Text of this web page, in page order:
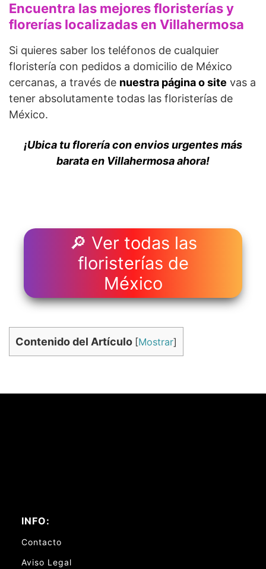
Encuentra las mejores floristerías y
florerías localizadas en Villahermosa
Si quieres saber los teléfonos de cualquier
floristería con pedidos a domicilio de México
cercanas, a través de nuestra página o site vas a
tener absolutamente todas las floristerías de
México.
¡Ubica tu florería con envios urgentes más
barata en Villahermosa ahora!
🔎 Ver todas las
floristerías de
México
Contenido del Artículo [Mostrar]
INFO:
Contacto
Aviso Legal